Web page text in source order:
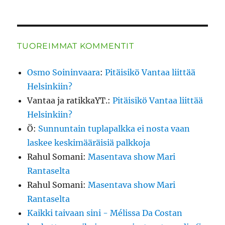
TUOREIMMAT KOMMENTIT
Osmo Soininvaara:Pitäisikö Vantaa liittää
Helsinkiin?
Vantaa ja ratikkaYT.:Pitäisikö Vantaa liittää
Helsinkiin?
Ö: Sunnuntain tuplapalkka ei nosta vaan
laskee keskimääräisiä palkkoja
Rahul Somani:Masentava show Mari
Rantaselta
Rahul Somani:Masentava show Mari
Rantaselta
Kaikki taivaan sini - Mélissa Da Costan